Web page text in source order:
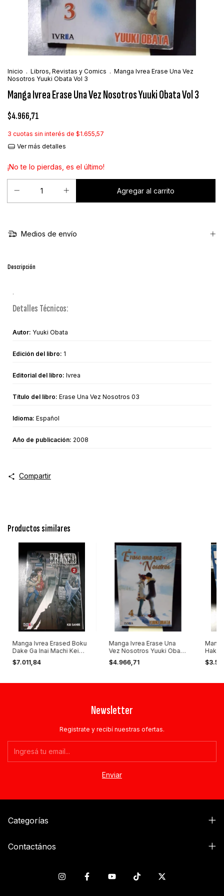
Inicio . Libros, Revistas y Comics . Manga Ivrea Erase Una Vez
Nosotros Yuuki Obata Vol 3
Manga Ivrea Erase Una Vez Nosotros Yuuki Obata Vol 3
$4.966,71
3 cuotas sin interés de $1.655,57
Ver más detalles
¡No te lo pierdas, es el último!
Medios de envío
Descripción
.
Detalles Técnicos:
Autor: Yuuki Obata
Edición del libro: 1
Editorial del libro: Ivrea
Título del libro: Erase Una Vez Nosotros 03
Idioma: Español
Año de publicación: 2008
Compartir
Productos similares
Manga Ivrea Erased Boku
Dake Ga Inai Machi Kei
Sanbe Vol 2
$7.011,84
Manga Ivrea Erase Una
Vez Nosotros Yuuki Obata
Vol 4
$4.966,71
5
Newsletter
Registrate y recibí nuestras ofertas.
Categorías
Contactános